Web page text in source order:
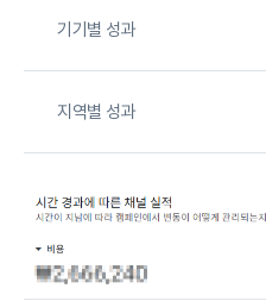
기기별 성과
지역별 성과